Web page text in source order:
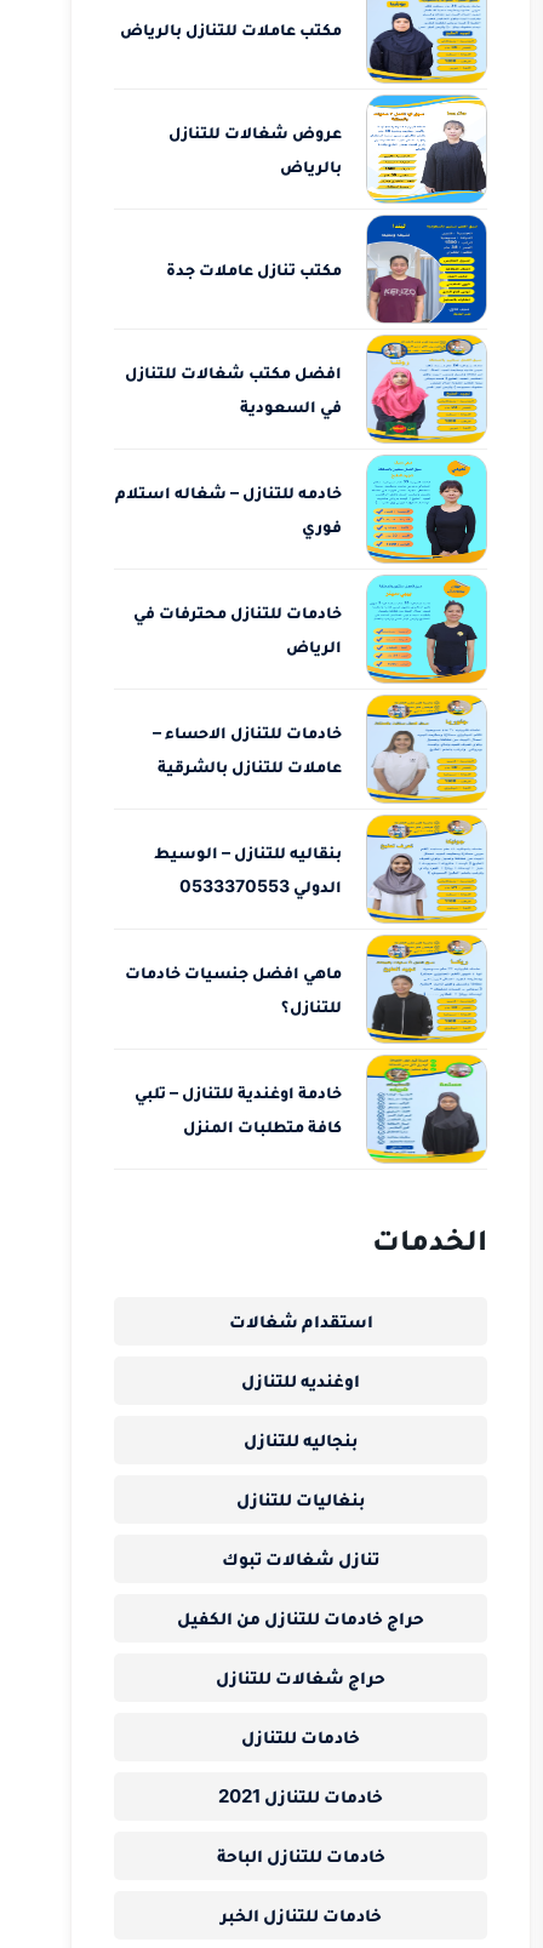
مكتب عاملات للتنازل بالرياض
عروض شغالات للتنازل
بالرياض
مكتب تنازل عاملات جدة
افضل مكتب شغالات للتنازل
في السعودية
خادمه للتنازل – شغاله استلام
فوري
خادمات للتنازل محترفات في
الرياض
خادمات للتنازل الاحساء –
عاملات للتنازل بالشرقية
بنقاليه للتنازل – الوسيط
الدولي 0533370553
ماهي افضل جنسيات خادمات
للتنازل؟
خادمة اوغندية للتنازل – تلبي
كافة متطلبات المنزل
الخدمات
استقدام شغالات
اوغنديه للتنازل
بنجاليه للتنازل
بنغاليات للتنازل
تنازل شغالات تبوك
حراج خادمات للتنازل من الكفيل
حراج شغالات للتنازل
خادمات للتنازل
خادمات للتنازل 2021
خادمات للتنازل الباحة
خادمات للتنازل الخبر